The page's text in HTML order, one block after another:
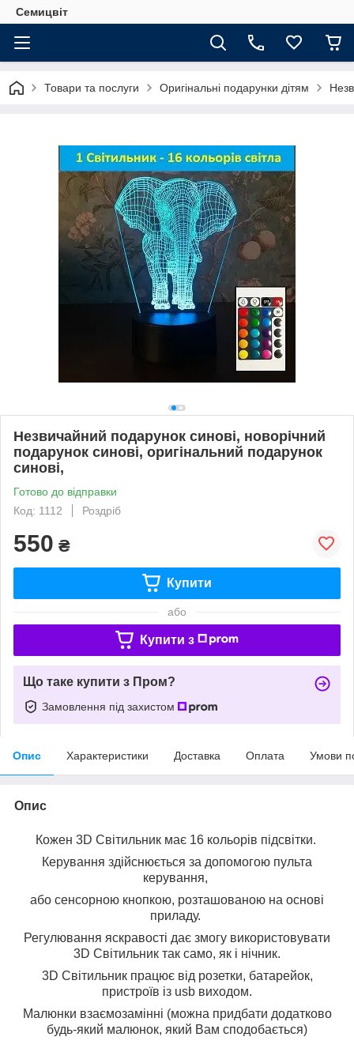
Семицвіт
Товари та послуги Оригінальні подарунки дітям
Незвичайний подарунок синові, новорічний
подарунок синові, оригінальний подарунок
синові,
Готово до відправки
Код: 1112
Роздріб
550 ₴
Купити
або
Купити з
Що таке купити з Пром?
Замовлення під захистом
Опис Характеристики Доставка Оплата Умови
Опис
Кожен 3D Світильник має 16 кольорів підсвітки.
Керування здійснюється за допомогою пульта
керування,
або сенсорною кнопкою, розташованою на основі
приладу.
Регулювання яскравості дає змогу використовувати
3D Світильник так само, як і нічник.
3D Світильник працює від розетки, батарейок,
пристроїв із usb виходом.
Малюнки взаємозамінні (можна придбати додатково
будь-який малюнок, який Вам сподобається)